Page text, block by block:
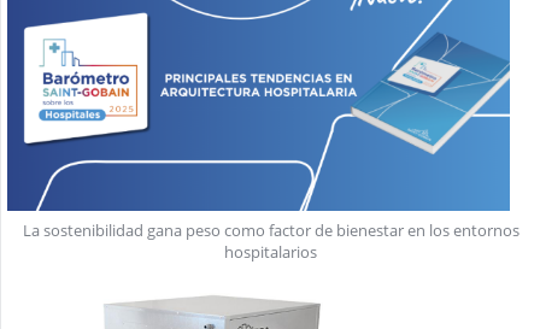
La sostenibilidad gana peso como factor de bienestar en los entornos
hospitalarios